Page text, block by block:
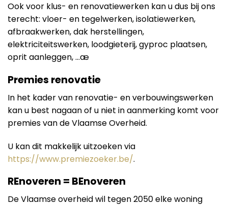
Ook voor klus- en renovatiewerken kan u dus bij ons
terecht: vloer- en tegelwerken, isolatiewerken,
afbraakwerken, dak herstellingen,
elektriciteitswerken, loodgieterij, gyproc plaatsen,
oprit aanleggen, …æ
Premies renovatie
In het kader van renovatie- en verbouwingswerken
kan u best nagaan of u niet in aanmerking komt voor
premies van de Vlaamse Overheid.
U kan dit makkelijk uitzoeken via
https://www.premiezoeker.be/.
REnoveren = BEnoveren
De Vlaamse overheid wil tegen 2050 elke woning